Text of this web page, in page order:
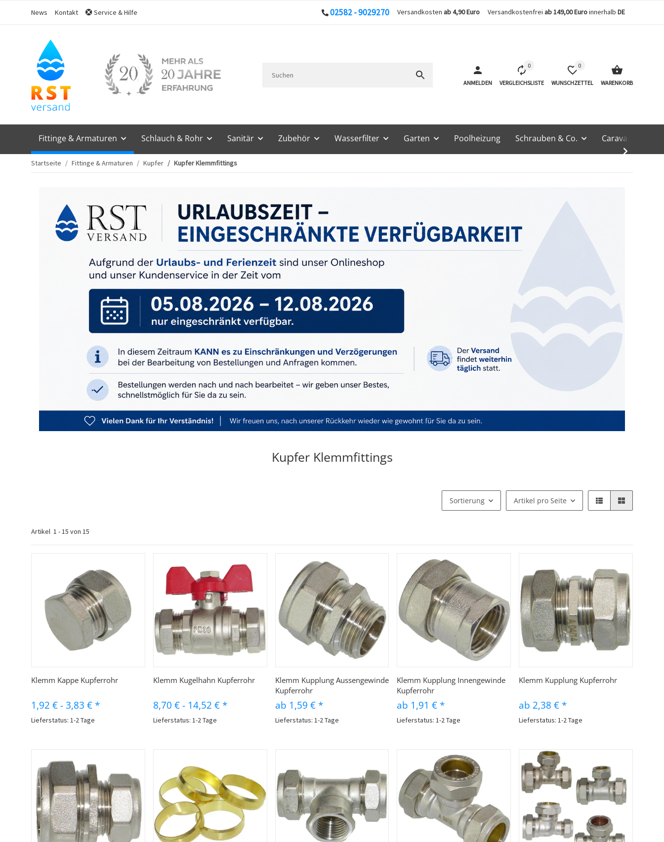
News Kontakt Service & Hilfe 02582 - 9029270 Versandkosten ab 4,90 Euro Versandkostenfrei ab 149,00 Euroinnerhalb DE
ANMELDEN
0
VERGLEICHSLISTE
0
WUNSCHZETTEL WARENKORB
Fittinge & Armaturen Schlauch & Rohr Sanitär Zubehör Wasserfilter Garten Poolheizung Schrauben & Co. Caravan &
Startseite Fittinge & Armaturen Kupfer Kupfer Klemmfittings
Kupfer Klemmfittings
Sortierung Artikel pro Seite
Artikel 1 -15 von 15
Schnellkauf
Klemm Kappe Kupferrohr
1,92 €-3,83 € *
Lieferstatus: 1-2 Tage
Schnellkauf
Klemm Kugelhahn Kupferrohr
8,70 €- 14,52 € *
Lieferstatus: 1-2 Tage
Schnellkauf
Klemm Kupplung Aussengewinde
Kupferrohr
ab 1,59 € *
Lieferstatus: 1-2 Tage
Schnellkauf
Klemm Kupplung Innengewinde
Kupferrohr
ab 1,91 € *
Lieferstatus: 1-2 Tage
Schnellkauf
Klemm Kupplung Kupferrohr
ab 2,38 € *
Lieferstatus: 1-2 Tage